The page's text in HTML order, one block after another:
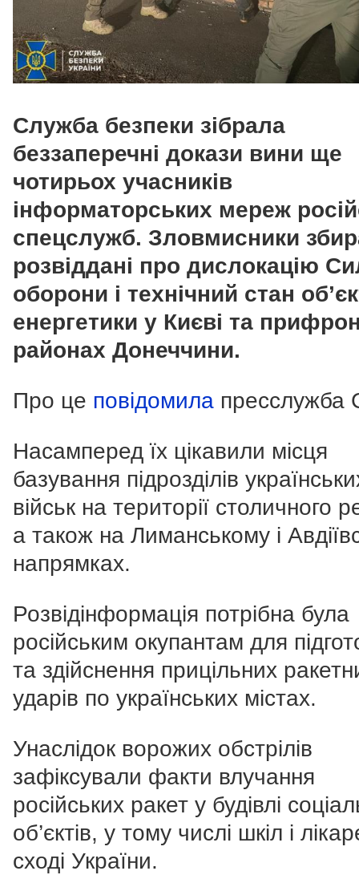
Служба безпеки зібрала
беззаперечні докази вини ще
чотирьох учасників
інформаторських мереж
спецслужб. Зловмисники
розвіддані про дислокацію
оборони і технічний стан
енергетики у Києві та
районах Донеччини.
Про це повідомила пресслужба
Насамперед їх цікавили місця
базування підрозділів
військ на території столичного
а також на Лиманському і
напрямках.
Розвідінформація потрібна була
російським окупантам для
та здійснення прицільних
ударів по українських містах.
Унаслідок ворожих обстрілів
зафіксували факти влучання
російських ракет у будівлі
об’єктів, у тому числі шкіл і
сході України.